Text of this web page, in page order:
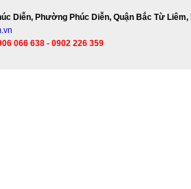
Diễn, Phường Phúc Diễn, Quận Bắc Từ Liêm,
066 638 - 0902 226 359